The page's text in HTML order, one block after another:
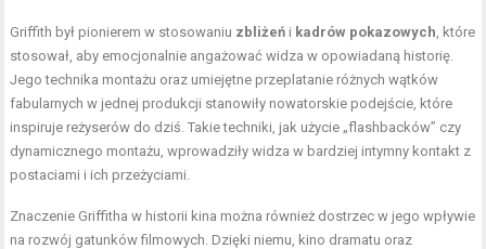
Griffith był pionierem w stosowaniu zbliżeń i kadrów pokazowych , które
stosował, aby emocjonalnie angażować widza w opowiadaną historię.
Jego technika montażu oraz umiejętne przeplatanie różnych wątków
fabularnych w jednej produkcji stanowiły nowatorskie podejście, które
inspiruje reżyserów do dziś. Takie techniki, jak użycie „flashbacków” czy
dynamicznego montażu, wprowadziły widza w bardziej intymny kontakt z
postaciami i ich przeżyciami.
Znaczenie Griffitha w historii kina można również dostrzec w jego wpływie
na rozwój gatunków filmowych. Dzięki niemu, kino dramatu oraz